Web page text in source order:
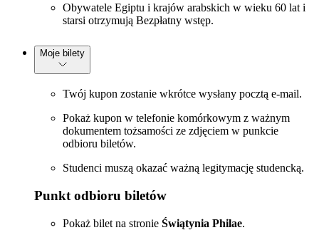
Obywatele Egiptu i krajów arabskich w wieku 60 lat i
starsi otrzymują Bezpłatny wstęp.
Moje bilety
Twój kupon zostanie wkrótce wysłany pocztą e-mail.
Pokaż kupon w telefonie komórkowym z ważnym
dokumentem tożsamości ze zdjęciem w punkcie
odbioru biletów.
Studenci muszą okazać ważną legitymację studencką.
Punkt odbioru biletów
Pokaż bilet na stronie Świątynia Philae.